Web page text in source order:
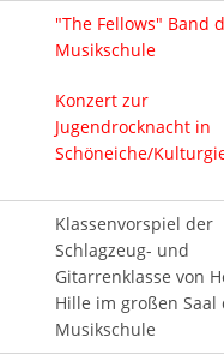
"The Fellows" Band
Musikschule
Konzert zur
Jugendrocknacht in
Schöneiche/
Klassenvorspiel der
Schlagzeug- und
Gitarrenklasse von
Hille im großen Saal
Musikschule